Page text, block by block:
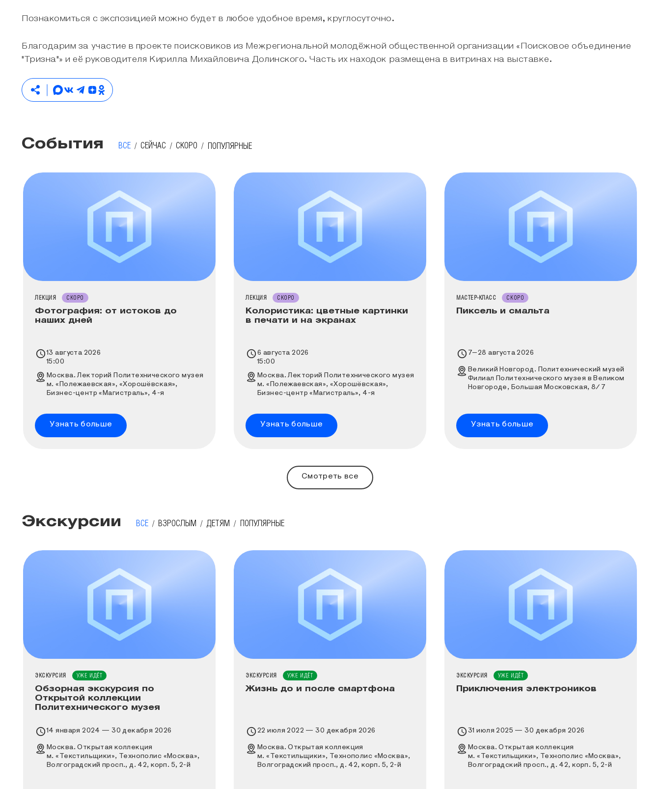
Познакомиться с экспозицией можно будет в любое удобное время, круглосуточно.
Благодарим за участие в проекте поисковиков из Межрегиональной молодёжной общественной организации «Поисковое объединение
"Тризна"» и её руководителя Кирилла Михайловича Долинского. Часть их находок размещена в витринах на выставке.
События ВСЕ СЕЙЧАС СКОРО ПОПУЛЯРНЫЕ
ТИП МЕРОПРИЯТИЯ
ЛЕКЦИЯ
СКОРО
Фотография: от истоков до
наших дней
Время проведения выставки
13 августа 2026
15:00
Место проведения выставки
Москва. Лекторий Политехнического музея
м. «Полежаевская», «Хорошёвская»,
Бизнес-центр «Магистраль», 4-я
Узнать больше
ТИП МЕРОПРИЯТИЯ
ЛЕКЦИЯ
СКОРО
Колористика: цветные картинки
в печати и на экранах
Время проведения выставки
6 августа 2026
15:00
Место проведения выставки
Москва. Лекторий Политехнического музея
м. «Полежаевская», «Хорошёвская»,
Бизнес-центр «Магистраль», 4-я
Узнать больше
ТИП МЕРОПРИЯТИЯ
МАСТЕР-КЛАСС
СКОРО
Пиксель и смальта
Время проведения выставки
7–28 августа 2026
Место проведения выставки
Великий Новгород. Политехнический музей
Филиал Политехнического музея в Великом
Новгороде, Большая Московская, 8/7
Узнать больше
Смотреть все
Экскурсии ВСЕ ВЗРОСЛЫМ ДЕТЯМ ПОПУЛЯРНЫЕ
ТИП МЕРОПРИЯТИЯ
ЭКСКУРСИЯ
УЖЕ ИДЁТ
Обзорная экскурсия по
Открытой коллекции
Политехнического музея
Время проведения выставки
14 января 2024 — 30 декабря 2026
Место проведения выставки
Москва. Открытая коллекция
м. «Текстильщики», Технополис «Москва»,
Волгоградский просп., д. 42, корп. 5, 2-й
ТИП МЕРОПРИЯТИЯ
ЭКСКУРСИЯ
УЖЕ ИДЁТ
Жизнь до и после смартфона
Время проведения выставки
22 июля 2022 — 30 декабря 2026
Место проведения выставки
Москва. Открытая коллекция
м. «Текстильщики», Технополис «Москва»,
Волгоградский просп., д. 42, корп. 5, 2-й
ТИП МЕРОПРИЯТИЯ
ЭКСКУРСИЯ
УЖЕ ИДЁТ
Приключения электроников
Время проведения выставки
31 июля 2025 — 30 декабря 2026
Место проведения выставки
Москва. Открытая коллекция
м. «Текстильщики», Технополис «Москва»,
Волгоградский просп., д. 42, корп. 5, 2-й